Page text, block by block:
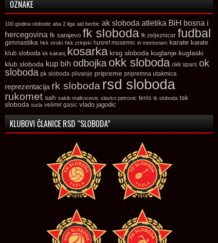
OZNAKE
100 godina slobode aba 2 liga aid berbic ak sloboda atletika BiH bosna i
hercegovina fk sarajevo fk sloboda fk zeljeznicar fudbal
gimnastika hkk siroki hkk zrinjski husref musemic in memoriam karate karate
klub sloboda kk kakanj kosarka krsg sloboda kuglanje kuglaski
klub sloboda kup bih odbojka okk sloboda okk spars ok
sloboda pk sloboda plivanje pripreme pripremna utakmica
reprezentacija rk sloboda rsd sloboda
rukomet sah sakib malkocevic slavko petrovic tenis tk sloboda tsk
sloboda tuzla velimir gasic vlado jagodic
KLUBOVI ČLANICE RSD “SLOBODA”